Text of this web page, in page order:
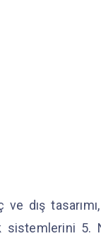
ve dış
sistemlerini 5.